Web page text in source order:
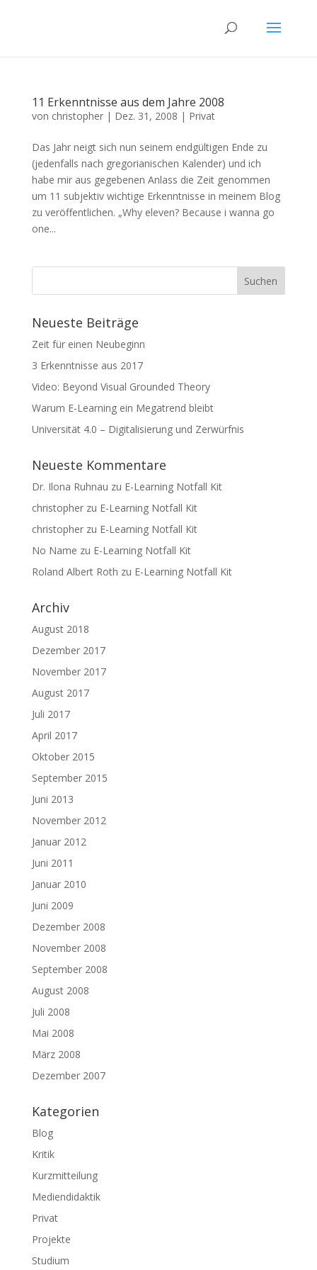
11 Erkenntnisse aus dem Jahre 2008
von christopher| Dez. 31, 2008 | Privat
Das Jahr neigt sich nun seinem endgültigen Ende zu
(jedenfalls nach gregorianischen Kalender) und ich
habe mir aus gegebenen Anlass die Zeit genommen
um 11 subjektiv wichtige Erkenntnisse in meinem Blog
zu veröffentlichen. „Why eleven? Because i wanna go
one...
Neueste Beiträge
Zeit für einen Neubeginn
3 Erkenntnisse aus 2017
Video: Beyond Visual Grounded Theory
Warum E-Learning ein Megatrend bleibt
Universität 4.0 – Digitalisierung und Zerwürfnis
Neueste Kommentare
Dr. Ilona Ruhnau zu E-Learning Notfall Kit
christopherzu E-Learning Notfall Kit
christopherzu E-Learning Notfall Kit
No Name zu E-Learning Notfall Kit
Roland Albert Roth zu E-Learning Notfall Kit
Archiv
August 2018
Dezember 2017
November 2017
August 2017
Juli 2017
April 2017
Oktober 2015
September 2015
Juni 2013
November 2012
Januar 2012
Juni 2011
Januar 2010
Juni 2009
Dezember 2008
November 2008
September 2008
August 2008
Juli 2008
Mai 2008
März 2008
Dezember 2007
Kategorien
Blog
Kritik
Kurzmitteilung
Mediendidaktik
Privat
Projekte
Studium